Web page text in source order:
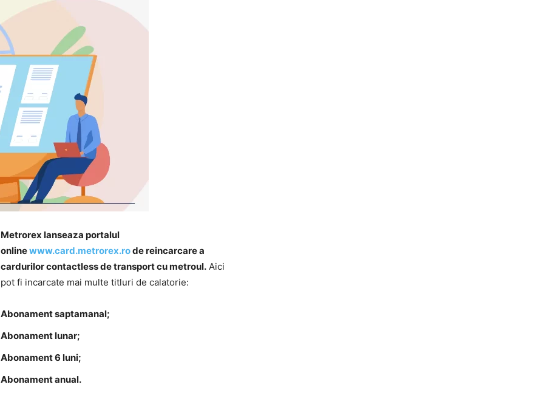
Metrorex lanseaza portalul
onlinewww.card.metrorex.rode reincarcare a
cardurilor contactless de transport cu metroul. Aici
pot fi incarcate mai multe titluri de calatorie:
Abonament saptamanal;
Abonament lunar;
Abonament 6 luni;
Abonament anual.